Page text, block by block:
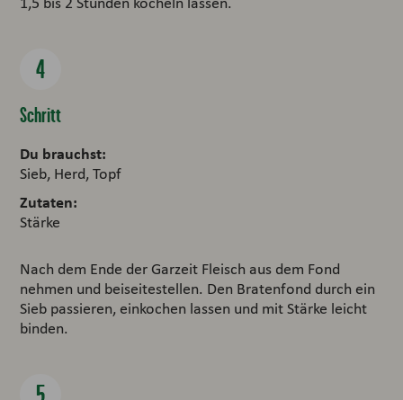
Schritt
Du brauchst:
Sieb, Herd, Topf
Zutaten:
Stärke
Nach dem Ende der Garzeit Fleisch aus dem Fond
nehmen und beiseitestellen. Den Bratenfond durch ein
Sieb passieren, einkochen lassen und mit Stärke leicht
binden.